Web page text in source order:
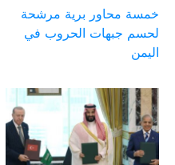
خمسة محاور برية مرشحة
لحسم جبهات الحروب في
اليمن